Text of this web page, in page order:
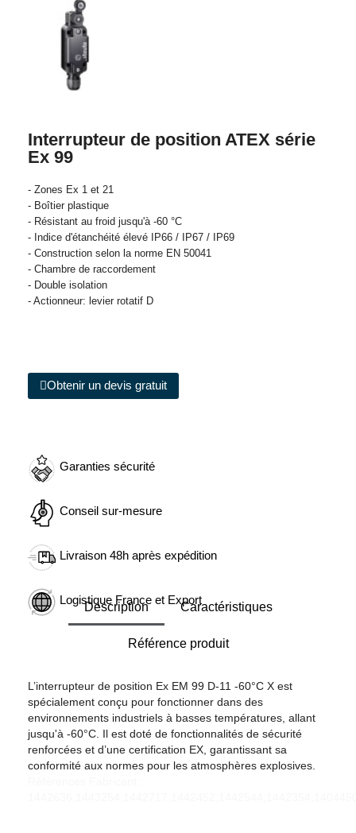
Interrupteur de position ATEX série
Ex 99
- Zones Ex 1 et 21
- Boîtier plastique
- Résistant au froid jusqu'à -60 °C
- Indice d'étanchéité élevé IP66 / IP67 / IP69
- Construction selon la norme EN 50041
- Chambre de raccordement
- Double isolation
- Actionneur: levier rotatif D
Obtenir un devis gratuit
Garanties sécurité
Conseil sur-mesure
Livraison 48h après expédition
Logistique France et Export
Description Caractéristiques
Référence produit
L’interrupteur de position Ex EM 99 D-11 -60°C X est
spécialement conçu pour fonctionner dans des
environnements industriels à basses températures, allant
jusqu'à -60°C. Il est doté de fonctionnalités de sécurité
renforcées et d’une certification EX, garantissant sa
conformité aux normes pour les atmosphères explosives.